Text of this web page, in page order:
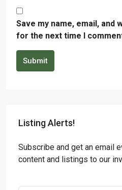
Save my name, email, and
for the next time I
Submit
Listing Alerts!
Subscribe and get an email
content and listings to our